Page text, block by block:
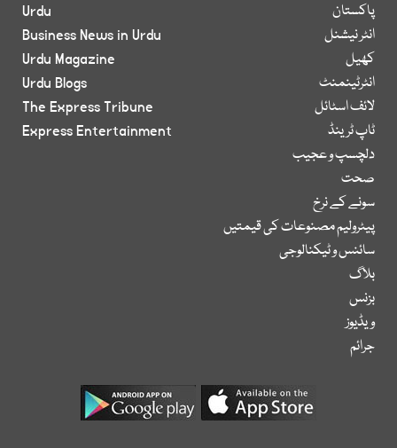
پاکستان
انٹر نیشنل
کھیل
انٹرٹینمنٹ
لائف اسٹائل
ٹاپ ٹرینڈ
دلچسپ و عجیب
صحت
سونے کے نرخ
پیٹرولیم مصنوعات کی قیمتیں
سائنس و ٹیکنالوجی
بلاگ
بزنس
ویڈیوز
جرائم
Urdu
Business News in Urdu
Urdu Magazine
Urdu Blogs
The Express Tribune
Express Entertainment